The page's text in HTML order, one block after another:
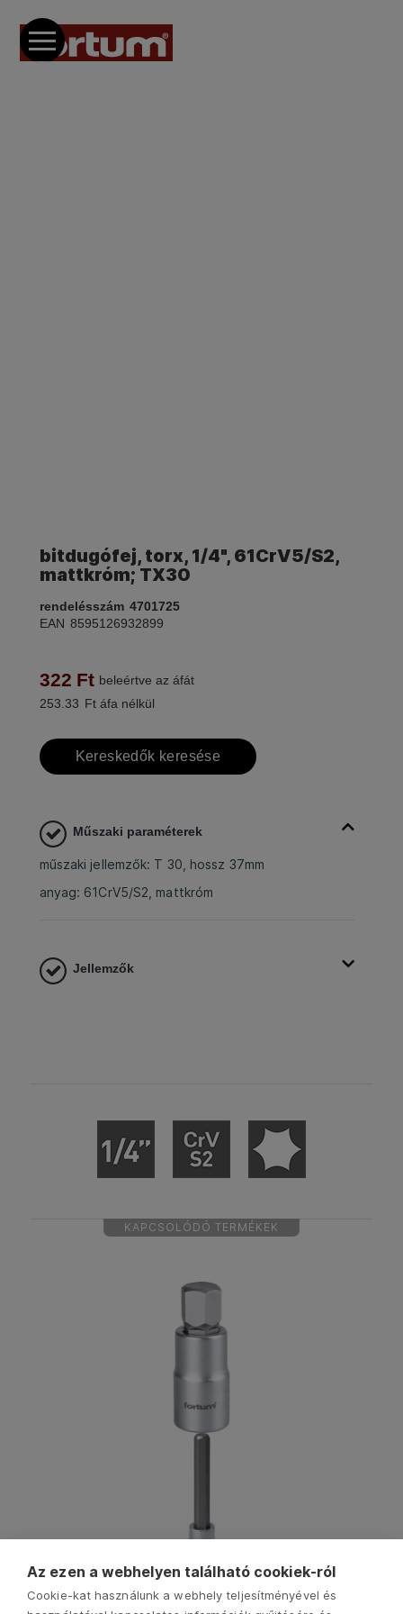
bitdugófej, torx, 1/4", 61CrV5/S2,
mattkróm; TX30
rendelésszám 4701725
EAN 8595126932899
322 Ft beleértve az áfát
253.33 Ft áfa nélkül
Kereskedők keresése
Műszaki paraméterek
műszaki jellemzők: T 30, hossz 37mm
anyag: 61CrV5/S2, mattkróm
Jellemzők
KAPCSOLÓDÓ TERMÉKEK
Az ezen a webhelyen található cookiek-ról
Cookie-kat használunk a webhely teljesítményével és